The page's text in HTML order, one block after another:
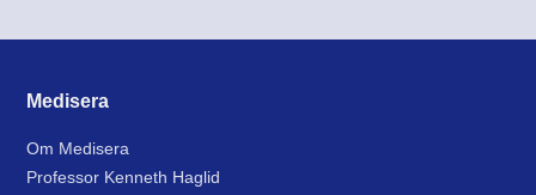
Medisera
Om Medisera
Professor Kenneth Haglid